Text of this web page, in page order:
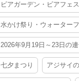
ビアガーデン・ビアフェス
水かけ祭り・ウォーター
2026年9月19日～23日の
七夕まつり アジサイ